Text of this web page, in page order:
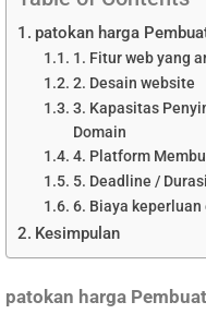
patokan harga
1. Fitur web yang
2. Desain website
3. Kapasitas
Domain
4. Platform
5. Deadline /
6. Biaya keperluan
Kesimpulan
patokan harga